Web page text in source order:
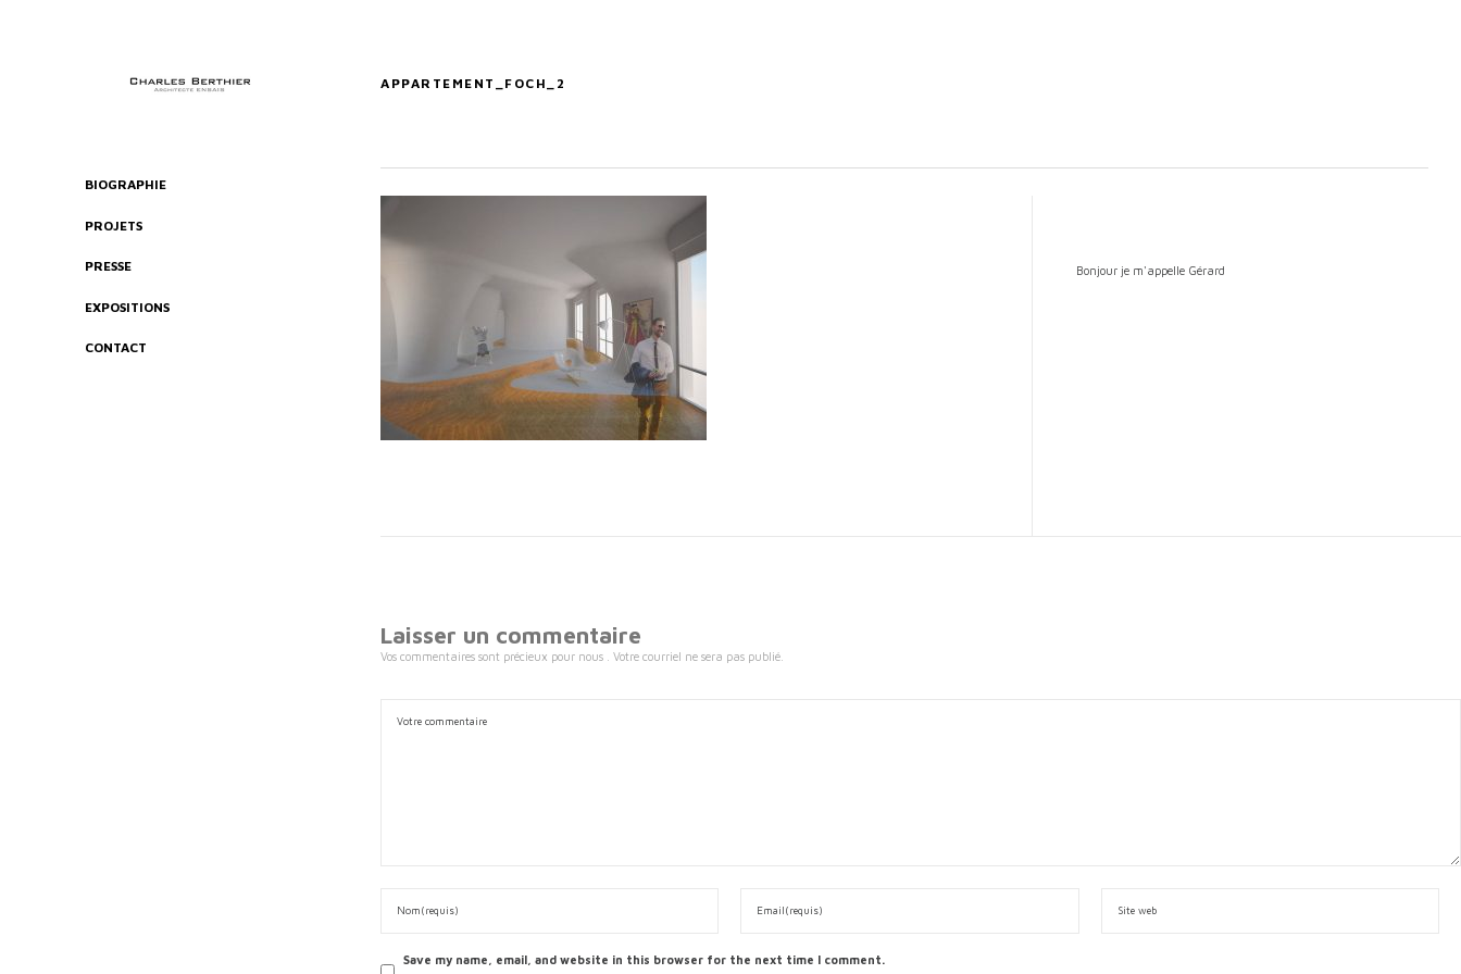
BIOGRAPHIE
PROJETS
PRESSE
EXPOSITIONS
CONTACT
APPARTEMENT_FOCH_2
Bonjour je m'appelle Gérard
Laisser un commentaire
Vos commentaires sont précieux pour nous . Votre courriel ne sera pas publié.
Save my name, email, and website in this browser for the next time I comment.